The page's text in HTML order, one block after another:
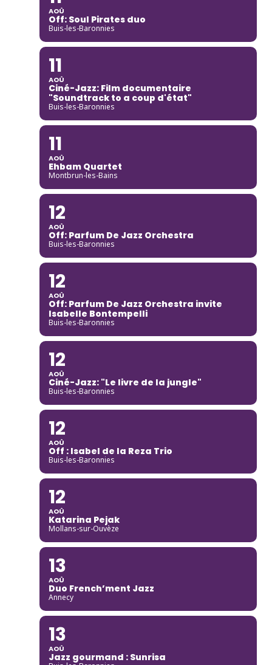
AOÛ
Off: Soul Pirates duo
Buis-les-Baronnies
11
AOÛ
Ciné-Jazz: Film documentaire
"Soundtrack to a coup d'état"
Buis-les-Baronnies
11
AOÛ
Ehbam Quartet
Montbrun-les-Bains
12
AOÛ
Off: Parfum De Jazz Orchestra
Buis-les-Baronnies
12
AOÛ
Off: Parfum De Jazz Orchestra invite
Isabelle Bontempelli
Buis-les-Baronnies
12
AOÛ
Ciné-Jazz: "Le livre de la jungle"
Buis-les-Baronnies
12
AOÛ
Off : Isabel de la Reza Trio
Buis-les-Baronnies
12
AOÛ
Katarina Pejak
Mollans-sur-Ouvèze
13
AOÛ
Duo French’ment Jazz
Annecy
13
AOÛ
Jazz gourmand : Sunrisa